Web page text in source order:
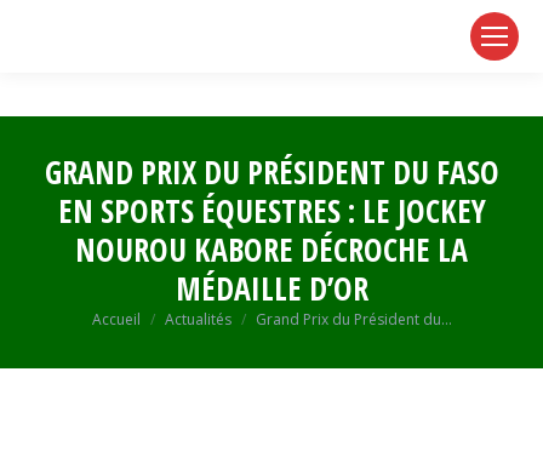
GRAND PRIX DU PRÉSIDENT DU FASO
EN SPORTS ÉQUESTRES : LE JOCKEY
NOUROU KABORE DÉCROCHE LA
MÉDAILLE D’OR
Vous êtes ici :
Accueil Actualités Grand Prix du Président du…